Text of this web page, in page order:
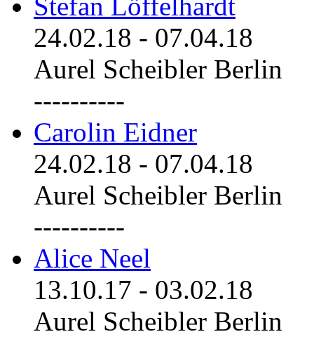
24.02.18 - 07.04.18
Aurel Scheibler Berlin
----------
Carolin Eidner
24.02.18 - 07.04.18
Aurel Scheibler Berlin
----------
Alice Neel
13.10.17 - 03.02.18
Aurel Scheibler Berlin